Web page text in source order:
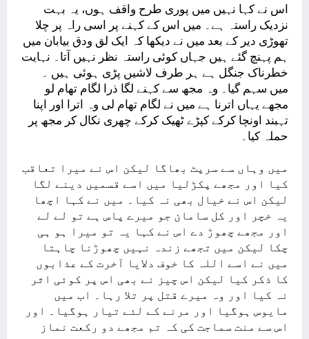
اس نے کہا نہیں میں پوری طرح واقف ہوں، یہ بہت
نزدیک راستہ ہے۔ میں اس کے کہنے پر اسی راہ پر چلا
تھوڑی دیر کے بعد میں نے دیکھا کہ ایک لق ودق بیابان میں
ہم پہنچ گئے ہیں جہاں کوئی راستہ نظر نہیں آتا۔ نہایت
خطرناک جنگل ہے ہر طرف لاشیں پڑی ہوئی ہیں ۔
میں سہم گیا۔ وہ مجھ سے کہنے لگا ذرا لگام تھام لو
مجھے یہاں اترنا ہے میں نے لگام تھام لی وہ اترا اور اپنا
تہبند اونچا کرکے کپڑے ٹھیک کرکے چھری نکال کر مجھ پر
حملہ کیا۔
میں وہاں سے سرپٹ بھاگا لیکن اس نے میرا تعاقب
کیا اور مجھے پکڑلیا میں اسے قسمیں دینے لگا
لیکن اس نے خیال بھی نہ کیا۔ میں نے کہا اچھا
یہ خچر اور کل سامان جو میرے پاس ہے تو لے لے
اور مجھے چھوڑ دے اس نے کہا یہ تو میرا ہو ہی
چکا لیکن میں تجھے زندہ نہیں چھوڑنا چاہتا
میں نے اسے اللہ کا خوف دلایا آخرت کے عذابوں
کا ذکر کیا لیکن اس چیز نے بھی اس پر کوئی اثر
نہ کیا اور وہ میرے قتل پر تلا رہا۔ اب میں
مایوس ہوگیا اور مرنے کے لئے تیار ہوگیا۔ اور
اس سے منت سماجت کی کہ تم مجھے دو رکعت نماز